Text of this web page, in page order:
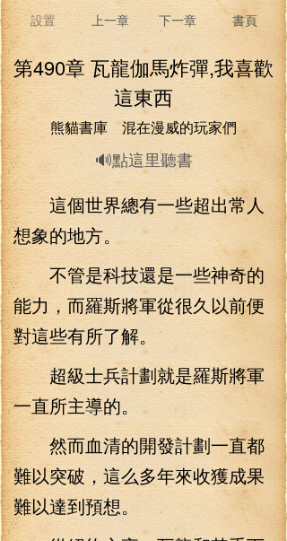
設置 上一章 下一章 書頁
第490章 瓦龍伽馬炸彈,我喜歡
這東西
熊貓書庫 混在漫威的玩家們
🔊點這里聽書
這個世界總有一些超出常人
想象的地方。
不管是科技還是一些神奇的
能力，而羅斯將軍從很久以前便
對這些有所了解。
超級士兵計劃就是羅斯將軍
一直所主導的。
然而血清的開發計劃一直都
難以突破，這么多年來收獲成果
難以達到預想。